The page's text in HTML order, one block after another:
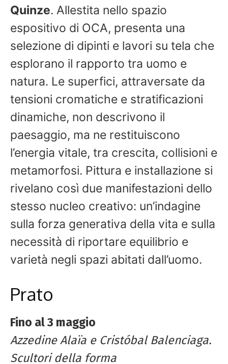
Quinze. Allestita nello spazio
espositivo di OCA, presenta una
selezione di dipinti e lavori su tela che
esplorano il rapporto tra uomo e
natura. Le superfici, attraversate da
tensioni cromatiche e stratificazioni
dinamiche, non descrivono il
paesaggio, ma ne restituiscono
l’energia vitale, tra crescita, collisioni e
metamorfosi. Pittura e installazione si
rivelano così due manifestazioni dello
stesso nucleo creativo: un’indagine
sulla forza generativa della vita e sulla
necessità di riportare equilibrio e
varietà negli spazi abitati dall’uomo.
Prato
Fino al 3 maggio
Azzedine Alaïa e Cristóbal Balenciaga.
Scultori della forma